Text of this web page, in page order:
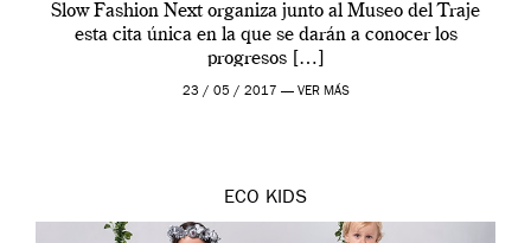
Slow Fashion Next organiza junto al Museo del Traje
esta cita única en la que se darán a conocer los
progresos […]
23 / 05 / 2017 — VER MÁS
ECO KIDS